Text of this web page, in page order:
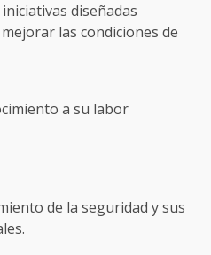
diseñadas
las condiciones de
a su labor
de la seguridad y sus